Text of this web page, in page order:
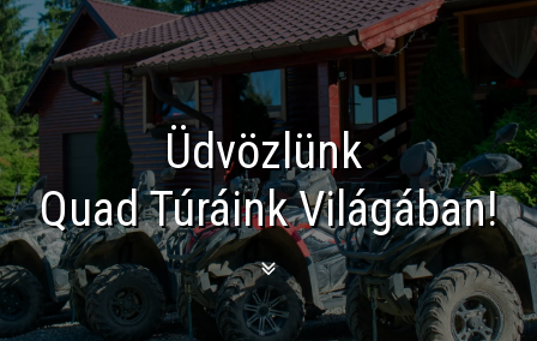
Üdvözlünk
Quad Túráink Világában!